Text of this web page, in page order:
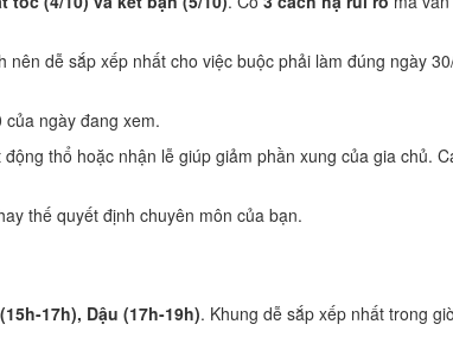
nên dễ sắp xếp nhất cho việc buộc phải làm đúng ngày
ngày đang xem.
thổ hoặc nhận lễ giúp giảm phần xung của gia chủ.
thế quyết định chuyên môn của bạn.
17h), Dậu (17h-19h). Khung dễ sắp xếp nhất trong